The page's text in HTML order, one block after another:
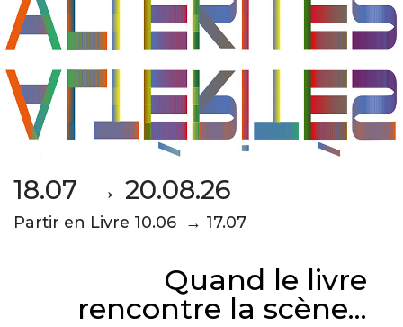
18.07 → 20.08.26
Partir en Livre 10.06 → 17.07
Quand le livre
rencontre la scène...